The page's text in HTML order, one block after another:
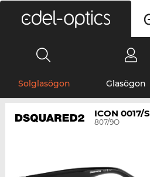
Solglasögon Glasögon
ICON 0017/S
807/9O